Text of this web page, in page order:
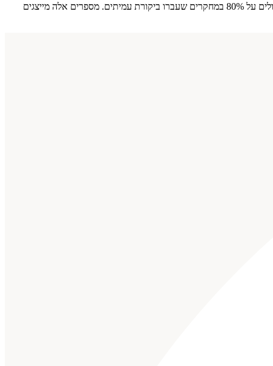
השתלות שיער מודרניות המבוצעות על ידי מנתחים מנוסים משיגות אחוזי קליטת שתלים של 85–95%, עם שיעורי שביעות רצון כללית של מטופלים העולים על 80% במחקרים שעברו ביקורת עמיתים. מספרים אלה מייצגים